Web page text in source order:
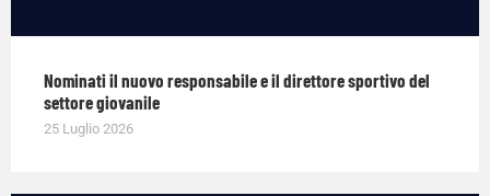
Nominati il nuovo responsabile e il direttore sportivo del
settore giovanile
25 Luglio 2026